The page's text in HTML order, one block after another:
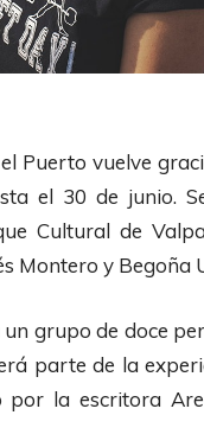
Puerto vuelve
el 30 de junio.
Cultural de
Montero y Begoña
grupo de doce
parte de la
la escritora